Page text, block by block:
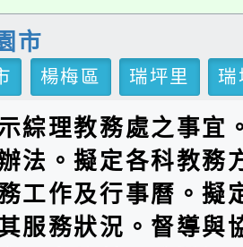
市
楊梅區 瑞坪里 瑞
綜理教務處之事宜
法。擬定各科教務
工作及行事曆。擬
服務狀況。督導與